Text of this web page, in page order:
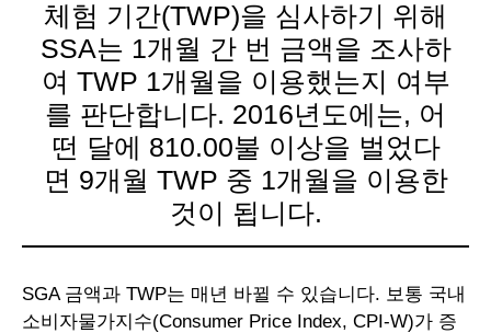
체험 기간(TWP)을 심사하기 위해
SSA는 1개월 간 번 금액을 조사하
여 TWP 1개월을 이용했는지 여부
를 판단합니다. 2016년도에는, 어
떤 달에 810.00불 이상을 벌었다
면 9개월 TWP 중 1개월을 이용한
것이 됩니다.
SGA 금액과 TWP는 매년 바뀔 수 있습니다. 보통 국내
소비자물가지수(Consumer Price Index, CPI-W)가 증